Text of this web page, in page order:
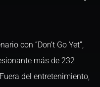
con “Don’t Go Yet”,
más de 232
del entretenimiento,